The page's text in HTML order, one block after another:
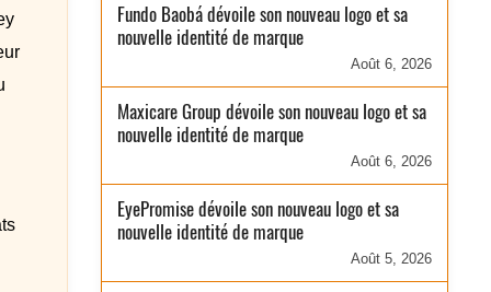
Fundo Baobá dévoile son nouveau logo et sa
nouvelle identité de marque
Août 6, 2026
Maxicare Group dévoile son nouveau logo et sa
nouvelle identité de marque
Août 6, 2026
EyePromise dévoile son nouveau logo et sa
nouvelle identité de marque
Août 5, 2026